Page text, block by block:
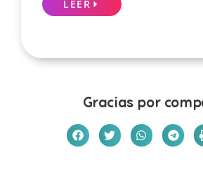
LEER
Gracias por